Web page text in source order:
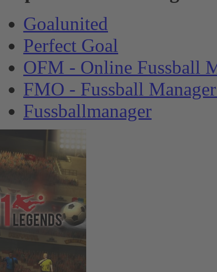
Goalunited
Perfect Goal
OFM - Online Fussball
FMO - Fussball
Fussballmanager